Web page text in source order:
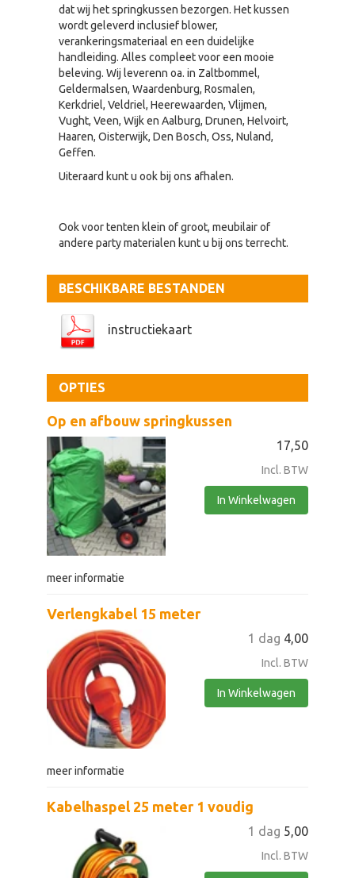
dat wij het springkussen bezorgen. Het kussen
wordt geleverd inclusief blower,
verankeringsmateriaal en een duidelijke
handleiding. Alles compleet voor een mooie
beleving. Wij leverenn oa. in Zaltbommel,
Geldermalsen, Waardenburg, Rosmalen,
Kerkdriel, Veldriel, Heerewaarden, Vlijmen,
Vught, Veen, Wijk en Aalburg, Drunen, Helvoirt,
Haaren, Oisterwijk, Den Bosch, Oss, Nuland,
Geffen.
Uiteraard kunt u ook bij ons afhalen.
Ook voor tenten klein of groot, meubilair of
andere party materialen kunt u bij ons terrecht.
BESCHIKBARE BESTANDEN
instructiekaart
OPTIES
Op en afbouw springkussen
17,50
Incl. BTW
In Winkelwagen
meer informatie
Verlengkabel 15 meter
1 dag 4,00
Incl. BTW
In Winkelwagen
meer informatie
Kabelhaspel 25 meter 1 voudig
1 dag 5,00
Incl. BTW